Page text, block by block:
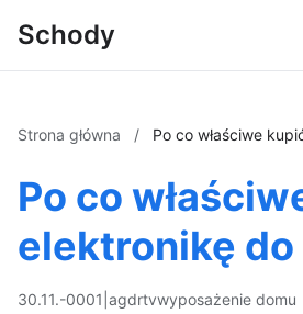
Schody
Strona główna / Po co właściwe
Po co
elektronikę do
30.11.-0001 agdrtvwyposażenie domu